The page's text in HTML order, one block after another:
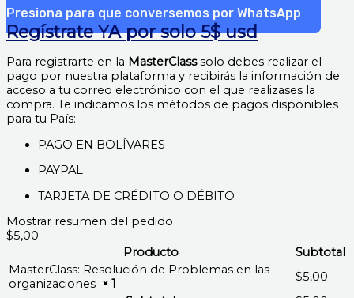
Presiona para que conversemos por WhatsApp
Regístrate YA por solo 5$ usd
Para registrarte en la MasterClasssolo debes realizar el
pago por nuestra plataforma y recibirás la información de
acceso a tu correo electrónico con el que realizases la
compra. Te indicamos los métodos de pagos disponibles
para tu País:
PAGO EN BOLÍVARES
PAYPAL
TARJETA DE CRÉDITO O DÉBITO
Mostrar resumen del pedido
$5,00
Producto
Subtotal
MasterClass: Resolución de Problemas en las
organizaciones × 1 $5,00